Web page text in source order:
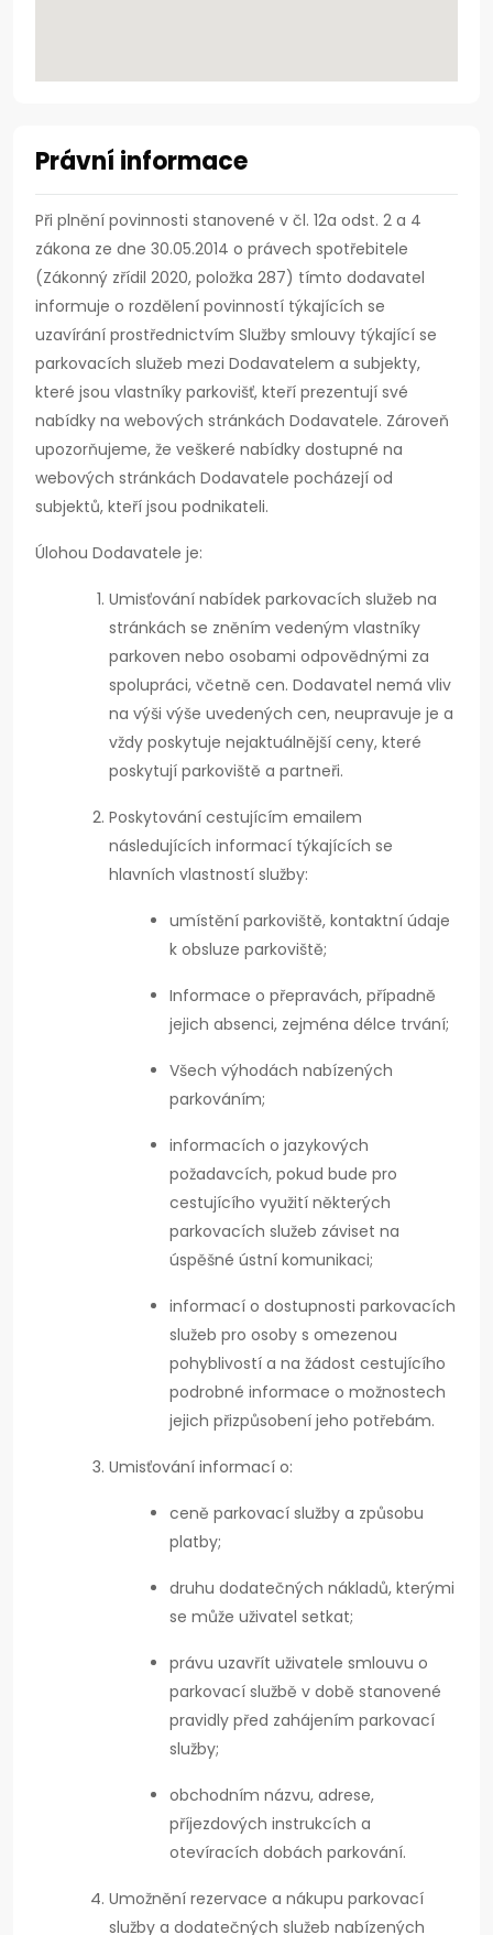
Právní informace
Při plnění povinnosti stanovené v čl. 12a odst. 2 a 4
zákona ze dne 30.05.2014 o právech spotřebitele
(Zákonný zřídil 2020, položka 287) tímto dodavatel
informuje o rozdělení povinností týkajících se
uzavírání prostřednictvím Služby smlouvy týkající se
parkovacích služeb mezi Dodavatelem a subjekty,
které jsou vlastníky parkovišť, kteří prezentují své
nabídky na webových stránkách Dodavatele. Zároveň
upozorňujeme, že veškeré nabídky dostupné na
webových stránkách Dodavatele pocházejí od
subjektů, kteří jsou podnikateli.
Úlohou Dodavatele je:
Umisťování nabídek parkovacích služeb na
stránkách se zněním vedeným vlastníky
parkoven nebo osobami odpovědnými za
spolupráci, včetně cen. Dodavatel nemá vliv
na výši výše uvedených cen, neupravuje je a
vždy poskytuje nejaktuálnější ceny, které
poskytují parkoviště a partneři.
Poskytování cestujícím emailem
následujících informací týkajících se
hlavních vlastností služby:
umístění parkoviště, kontaktní údaje
k obsluze parkoviště;
Informace o přepravách, případně
jejich absenci, zejména délce trvání;
Všech výhodách nabízených
parkováním;
informacích o jazykových
požadavcích, pokud bude pro
cestujícího využití některých
parkovacích služeb záviset na
úspěšné ústní komunikaci;
informací o dostupnosti parkovacích
služeb pro osoby s omezenou
pohyblivostí a na žádost cestujícího
podrobné informace o možnostech
jejich přizpůsobení jeho potřebám.
Umisťování informací o:
ceně parkovací služby a způsobu
platby;
druhu dodatečných nákladů, kterými
se může uživatel setkat;
právu uzavřít uživatele smlouvu o
parkovací službě v době stanovené
pravidly před zahájením parkovací
služby;
obchodním názvu, adrese,
příjezdových instrukcích a
otevíracích dobách parkování.
Umožnění rezervace a nákupu parkovací
služby a dodatečných služeb nabízených